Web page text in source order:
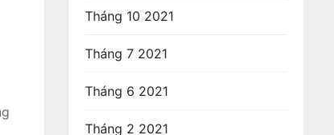
Tháng 10 2021
Tháng 7 2021
Tháng 6 2021
Tháng 2 2021